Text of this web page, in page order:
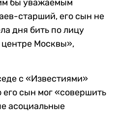
бы уважаемым
старший, его сын не
дня бить по лицу
Москвы»,
с «Известиями»
сын мог «совершить
асоциальные